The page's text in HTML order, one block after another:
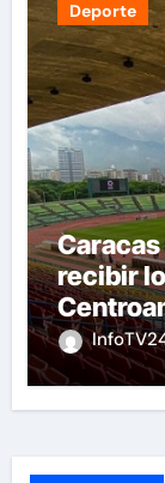
Deporte
Caracas
recibir
tras